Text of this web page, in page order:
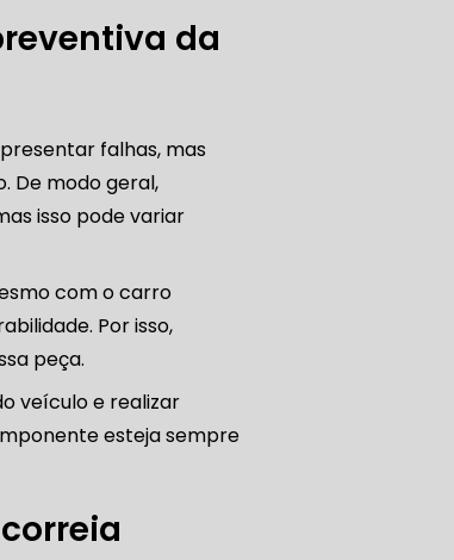
da
falhas, mas
De modo geral,
isso pode variar
com o carro
Por isso,
peça.
veículo e realizar
esteja sempre